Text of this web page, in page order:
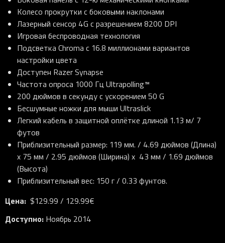
Колесо прокрутки с боковыми наклонами
Лазерный сенсор 4G с разрешением 8200 DPI
Игровая беспроводная технология
Подсветка Chroma с 16.8 миллионами вариантов
настройки цвета
Доступен Razer Synapse
Частота опроса 1000 Гц Ultrapolling™
200 дюймов в секунду с ускорением 50 G
Бесшумные ножки для мыши Ultraslick
Легкий кабель в защитной оплётке длиной 1.13 м/ 7
футов
Приблизительный размер: 119 мм. / 4.69 дюймов (Длина)
x 75 мм / 2.95 дюймов (Ширина) x 43 мм / 1.69 дюймов
(Высота)
Приблизительный вес: 150 г / 0.33 фунтов.
Цена: $129.99 / 129.99€
Доступно: Ноябрь 2014